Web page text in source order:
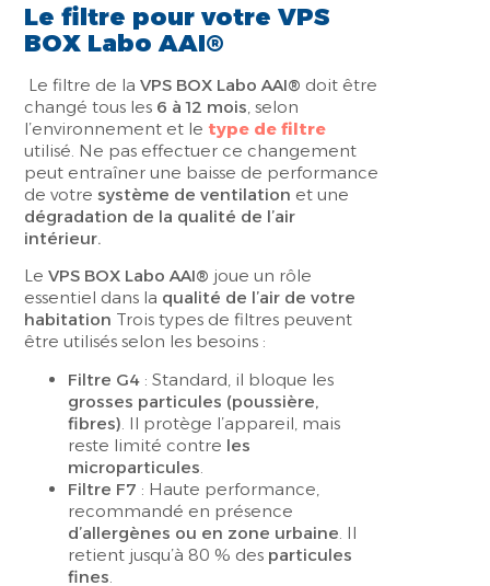
Le filtre pour votre VPS
BOX Labo AAI®
Le filtre de la VPS BOX Labo AAI® doit être
changé tous les 6 à 12 mois , selon
l’environnement et le type de filtre
utilisé . Ne pas effectuer ce changement
peut entraîner une baisse de performance
de votresystème de ventilation et une
dégradation de la qualité de l’air
intérieur.
LeVPS BOX Labo AAI® joue un rôle
essentiel dans la qualité de l’air de votre
habitation Trois types de filtres peuvent
être utilisés selon les besoins :
Filtre G4 : Standard, il bloque les
grosses particules (poussière,
fibres) . Il protège l’appareil, mais
reste limité contre les
microparticules
Filtre F7 : Haute performance,
recommandé en présence
d’allergènes ou en zone urbaine . Il
retient jusqu’à 80 % des particules
fines